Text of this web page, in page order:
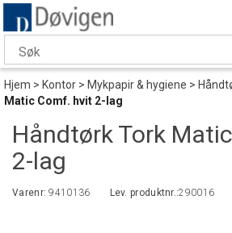
Hjem>Kontor>Mykpapir & hygiene>
Matic Comf. hvit 2-lag
Håndtørk Tork
2-lag
Varenr:9410136 Lev. produktnr.:290016